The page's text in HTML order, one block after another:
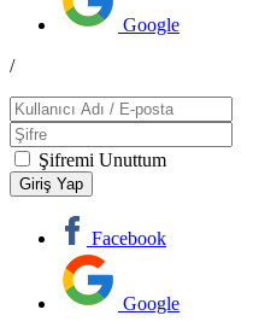
Google
/
Şifremi Unuttum
Facebook
Google